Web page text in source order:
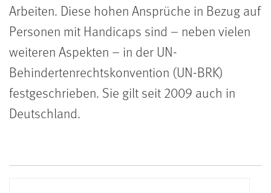
Arbeiten. Diese hohen Ansprüche in Bezug auf
Personen mit Handicaps sind – neben vielen
weiteren Aspekten – in der UN-
Behindertenrechtskonvention (UN-BRK)
festgeschrieben. Sie gilt seit 2009 auch in
Deutschland.